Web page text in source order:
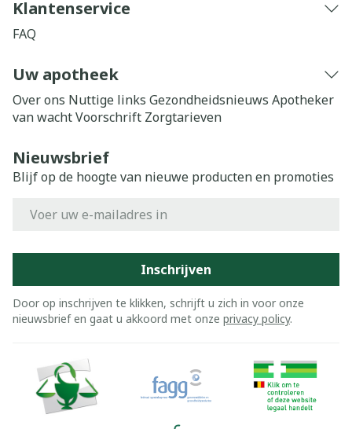
Klantenservice
FAQ
Uw apotheek
Over ons Nuttige links Gezondheidsnieuws Apotheker
van wachtVoorschrift Zorgtarieven
Nieuwsbrief
Blijf op de hoogte van nieuwe producten en promoties
Inschrijven
Door op inschrijven te klikken, schrijft u zich in voor onze
nieuwsbrief en gaat u akkoord met onze privacy policy.